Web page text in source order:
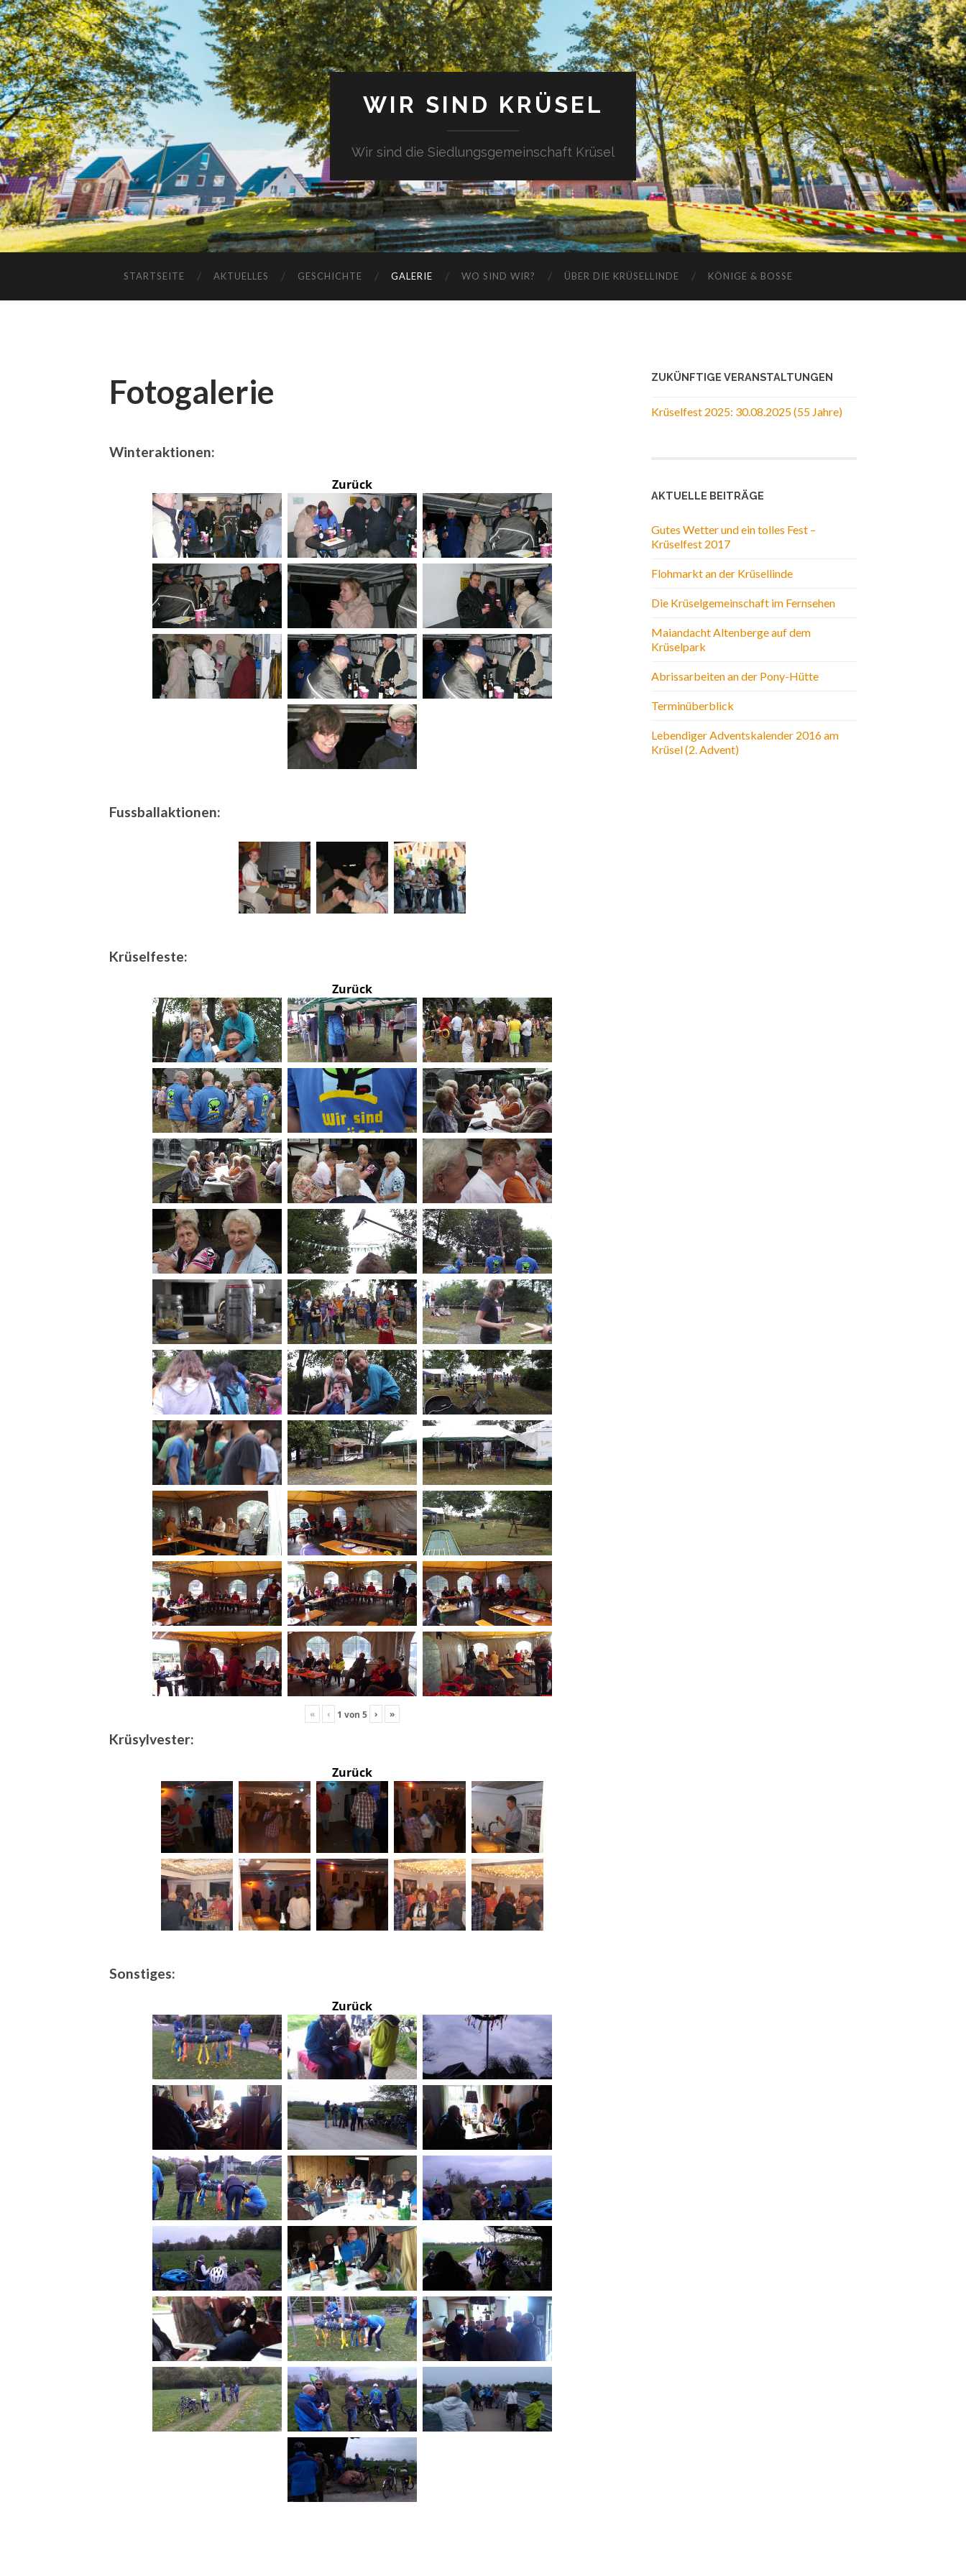
WIR SIND KRÜSEL
Wir sind die Siedlungsgemeinschaft Krüsel
STARTSEITE AKTUELLES GESCHICHTE GALERIE WO SIND WIR? ÜBER DIE KRÜSELLINDE KÖNIGE & BOSSE
Fotogalerie
Winteraktionen:
Zurück
Fussballaktionen:
Krüselfeste:
Zurück
« ‹ 1 von 5 › »
Krüsylvester:
Zurück
Sonstiges:
Zurück
ZUKÜNFTIGE VERANSTALTUNGEN
Krüselfest 2025: 30.08.2025 (55 Jahre)
AKTUELLE BEITRÄGE
Gutes Wetter und ein tolles Fest –
Krüselfest 2017
Flohmarkt an der Krüsellinde
Die Krüselgemeinschaft im Fernsehen
Maiandacht Altenberge auf dem
Krüselpark
Abrissarbeiten an der Pony-Hütte
Terminüberblick
Lebendiger Adventskalender 2016 am
Krüsel (2. Advent)